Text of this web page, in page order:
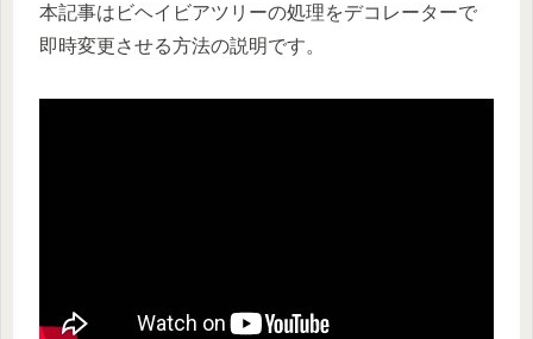
本記事はビヘイビアツリーの処理をデコレーターで
即時変更させる方法の説明です。